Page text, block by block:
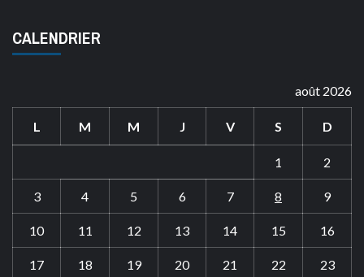
CALENDRIER
août 2026
L M M J V S D
1 2
3 4 5 6 7 8 9
10 11 12 13 14 15 16
17 18 19 20 21 22 23